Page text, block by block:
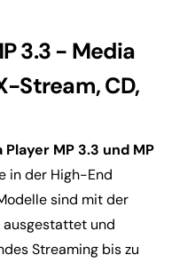
3.3 - Media
Stream, CD,
MP 3.3 und MP
in der High-End
sind mit der
ausgestattet und
Streaming bis zu